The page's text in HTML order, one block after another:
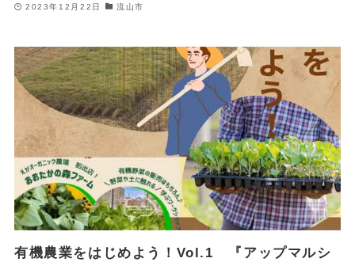
2023年12月22日 流山市
有機農業をはじめよう！Vol.1 『アップマルシ